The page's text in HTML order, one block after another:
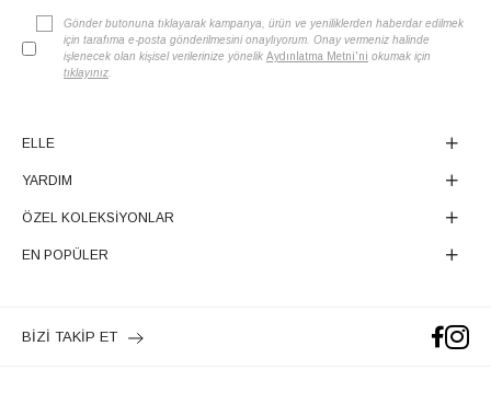
Gönder butonuna tıklayarak kampanya, ürün ve yeniliklerden haberdar edilmek
için tarafıma e-posta gönderilmesini onaylıyorum. Onay vermeniz halinde
işlenecek olan kişisel verilerinize yönelik Aydınlatma Metni'ni okumak için
tıklayınız
ELLE
YARDIM
ÖZEL KOLEKSİYONLAR
EN POPÜLER
BİZİ TAKİP ET